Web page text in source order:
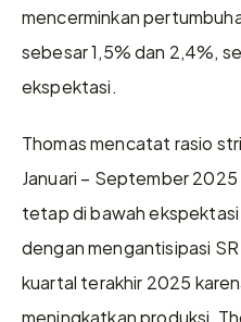
mencerminkan
sebesar 1,5% dan 2,4%,
ekspektasi.
Thomas mencatat rasio
Januari – September
tetap di bawah
dengan mengantisipasi
kuartal terakhir 2025
meningkatkan produksi,